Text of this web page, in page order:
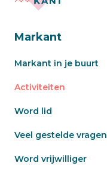
Markant
Markant in je buurt
Activiteiten
Word lid
Veel gestelde vragen
Word vrijwilliger